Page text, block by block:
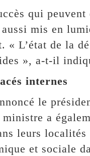
qui
mis en
« L’état de la
», a-t-il
internes
le
a
leurs
et sociale